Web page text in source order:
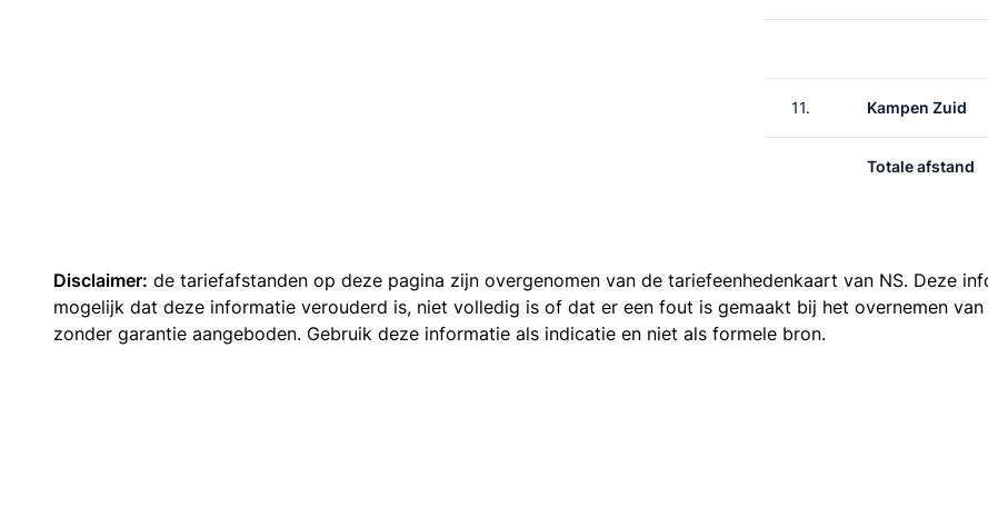
11. Kampen Zuid
Totale afstand
Disclaimer: de tariefafstanden op deze pagina zijn overgenomen van de tariefeenhedenkaart van NS. Deze
mogelijk dat deze informatie verouderd is, niet volledig is of dat er een fout is gemaakt bij het overnemen
zonder garantie aangeboden. Gebruik deze informatie als indicatie en niet als formele bron.